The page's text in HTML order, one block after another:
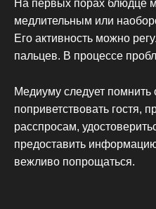
На первых порах блюдце
медлительным или
Его активность можно
пальцев. В процессе
Медиуму следует помнить
поприветствовать гостя,
расспросам,
предоставить
вежливо попрощаться.